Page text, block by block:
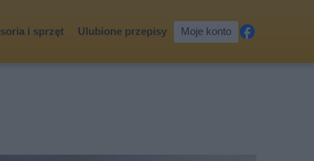
i sprzęt Ulubione przepisy Moje konto
ceb